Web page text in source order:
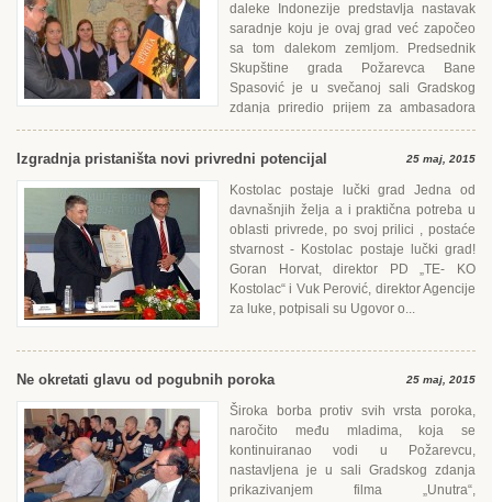
daleke Indonezije predstavlja nastavak
saradnje koju je ovaj grad već započeo
sa tom dalekom zemljom. Predsednik
Skupštine grada Požarevca Bane
Spasović je u svečanoj sali Gradskog
zdanja priredio prijem za ambasadora
Republike Indonezije Hari Kandua...
Izgradnja pristaništa novi privredni potencijal 25 maj, 2015
Kostolac postaje lučki grad Jedna od
davnašnjih želja a i praktična potreba u
oblasti privrede, po svoj prilici , postaće
stvarnost - Kostolac postaje lučki grad!
Goran Horvat, direktor PD „TЕ- KO
Kostolac“ i Vuk Perović, direktor Agencije
za luke, potpisali su Ugovor o...
Ne okretati glavu od pogubnih poroka 25 maj, 2015
Široka borba protiv svih vrsta poroka,
naročito među mladima, koja se
kontinuiranao vodi u Požarevcu,
nastavljena je u sali Gradskog zdanja
prikazivanjem filma „Unutra“,